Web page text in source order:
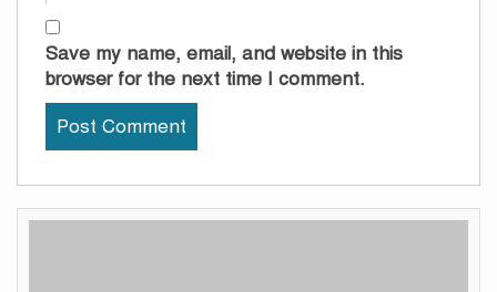
Save my name, email, and website in this
browser for the next time I comment.